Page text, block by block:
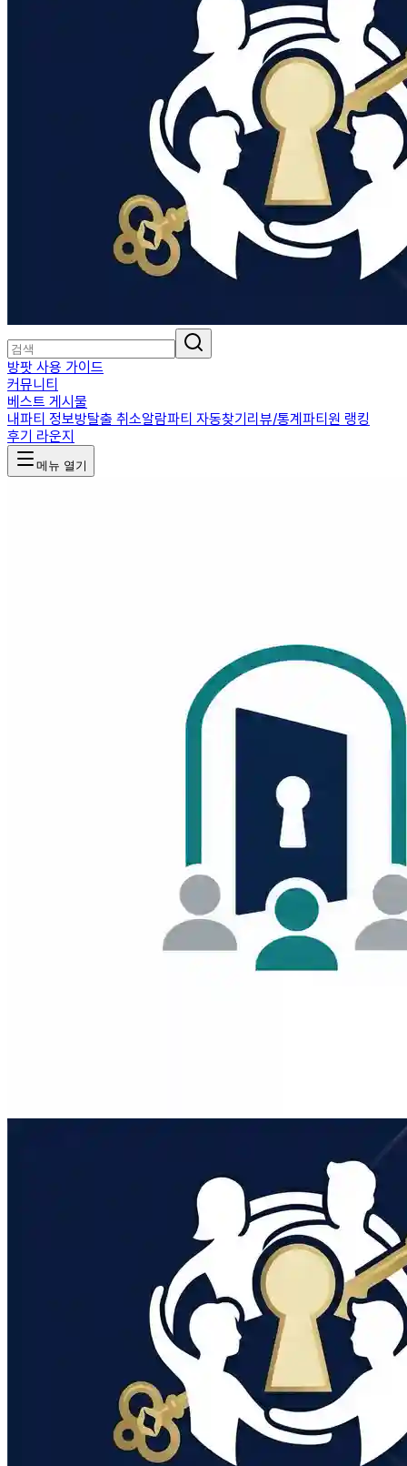
방팟 사용 가이드
커뮤니티
베스트 게시물
내파티 정보방탈출 취소알람파티 자동찾기리뷰/통계파티원 랭킹
후기 라운지
메뉴 열기